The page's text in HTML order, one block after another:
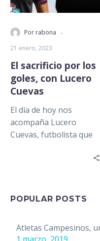
Por rabona -
21 enero, 2023
El sacrificio por los
goles, con Lucero
Cuevas
El día de hoy nos
acompaña Lucero
Cuevas, futbolista que
POPULAR POSTS
Atletas Campesinos,